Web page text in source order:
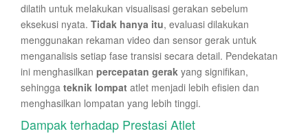
dilatih untuk melakukan visualisasi gerakan sebelum
eksekusi nyata. Tidak hanya itu, evaluasi dilakukan
menggunakan rekaman video dan sensor gerak untuk
menganalisis setiap fase transisi secara detail. Pendekatan
ini menghasilkan percepatan gerak yang signifikan,
sehingga teknik lompat atlet menjadi lebih efisien dan
menghasilkan lompatan yang lebih tinggi.
Dampak terhadap Prestasi Atlet